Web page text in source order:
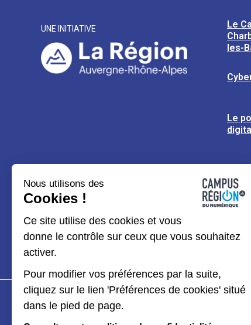
UNE INITIATIVE
Le
les-
Le
Nous utilisons des
Cookies !
Ce site utilise des cookies et vous
donne le contrôle sur ceux que vous souhaitez
activer.
Pour modifier vos préférences par la suite,
cliquez sur le lien 'Préférences de cookies' situé
dans le pied de page.